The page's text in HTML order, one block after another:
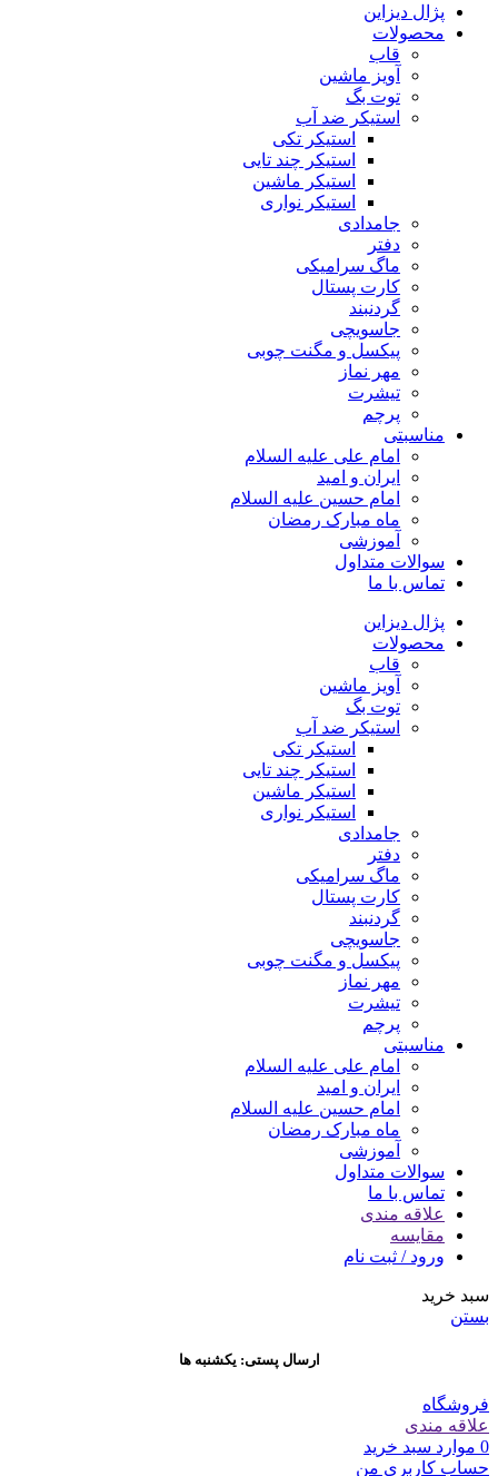
پژال دیزاین
محصولات
قاب
آویز ماشین
توت بگ
استیکر ضد آب
استیکر تکی
استیکر چند تایی
استیکر ماشین
استیکر نواری
جامدادی
دفتر
ماگ سرامیکی
کارت پستال
گردنبند
جاسویچی
پیکسل و مگنت چوبی
مهر نماز
تیشرت
پرچم
مناسبتی
امام علی علیه السلام
ایران و امید
امام حسین علیه السلام
ماه مبارک رمضان
آموزشی
سوالات متداول
تماس با ما
پژال دیزاین
محصولات
قاب
آویز ماشین
توت بگ
استیکر ضد آب
استیکر تکی
استیکر چند تایی
استیکر ماشین
استیکر نواری
جامدادی
دفتر
ماگ سرامیکی
کارت پستال
گردنبند
جاسویچی
پیکسل و مگنت چوبی
مهر نماز
تیشرت
پرچم
مناسبتی
امام علی علیه السلام
ایران و امید
امام حسین علیه السلام
ماه مبارک رمضان
آموزشی
سوالات متداول
تماس با ما
علاقه مندی
مقایسه
ورود / ثبت نام
سبد خرید
بستن
ارسال پستی: یکشنبه ها
فروشگاه
علاقه مندی
0 موارد سبد خرید
حساب کاربری من